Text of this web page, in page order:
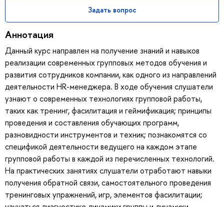
Задать вопрос
Аннотация
Данный курс направлен на получение знаний и навыков
реализации современных групповых методов обучения и
развития сотрудников компании, как одного из направлений
деятельности HR-менеджера. В ходе обучения слушатели
узнают о современных технологиях групповой работы,
таких как тренинг, фасилитация и геймификация; принципы
проведения и составления обучающих программ,
разновидности инструментов и техник; познакомятся со
спецификой деятельности ведущего на каждом этапе
групповой работы в каждой из перечисленных технологий.
На практических занятиях слушатели отработают навыки
получения обратной связи, самостоятельного проведения
тренинговых упражнений, игр, элементов фасилитации;